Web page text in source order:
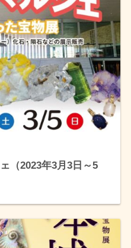
（2023年3月3日～5